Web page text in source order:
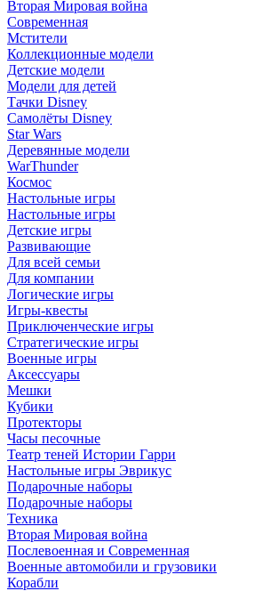
Вторая Мировая война
Современная
Мстители
Коллекционные модели
Детские модели
Модели для детей
Тачки Disney
Самолёты Disney
Star Wars
Деревянные модели
WarThunder
Космос
Настольные игры
Настольные игры
Детские игры
Развивающие
Для всей семьи
Для компании
Логические игры
Игры-квесты
Приключенческие игры
Стратегические игры
Военные игры
Аксессуары
Мешки
Кубики
Протекторы
Часы песочные
Театр теней Истории Гарри
Настольные игры Эврикус
Подарочные наборы
Подарочные наборы
Техника
Вторая Мировая война
Послевоенная и Современная
Военные автомобили и грузовики
Корабли